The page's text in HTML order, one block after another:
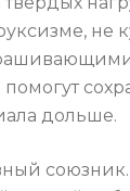
не
дольше.